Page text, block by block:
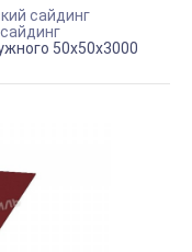
сайдинг
50х50х3000